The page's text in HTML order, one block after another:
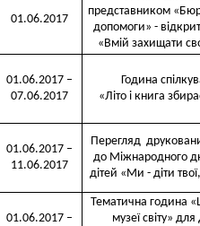
01.06.2017
представником
допомоги» -
«Вмій захищати
01.06.2017 –
07.06.2017
Година
«Літо і книга
01.06.2017 –
11.06.2017
Перегляд
до Міжнародного
дітей «Ми - діти
01.06.2017 –
Тематична година
музеї світу» для